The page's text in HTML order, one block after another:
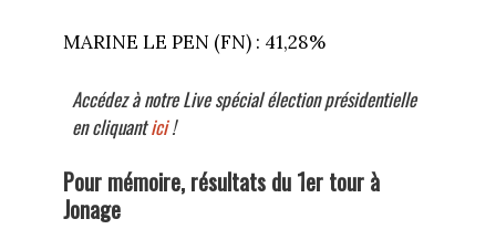
MARINE LE PEN (FN) : 41,28%
Accédez à notre Live spécial élection présidentielle
en cliquantici!
Pour mémoire, résultats du 1er tour à
Jonage